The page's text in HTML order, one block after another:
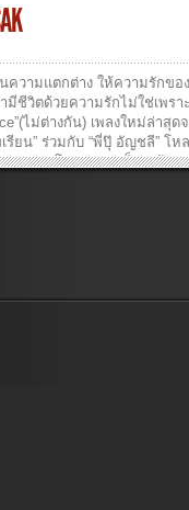
ความแตกต่าง ให้ความรักขอ
ามีชีวิตด้วยความรักไม่ใช่เพรา
ไม่ต่างกัน) เพลงใหม่ล่าสุด
เรียน” ร่วมกับ “พี่ปุ๊ อัญชลี” โห
!!!!! — โหลดเพลงเต็มๆ ข้าง
นแล้วไง ถ้าเรารักกัน เพราะ